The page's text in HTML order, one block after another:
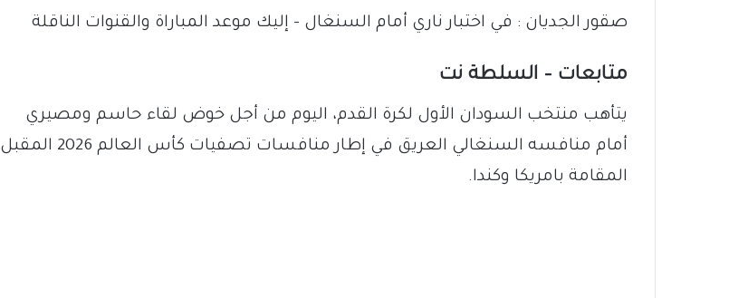
صقور الجديان : في اختبار ناري أمام السنغال – إليك موعد المباراة والقنوات الناقلة
متابعات – السلطة نت
يتأهب منتخب السودان الأول لكرة القدم، اليوم من أجل خوض لقاء حاسم ومصيري
أمام منافسه السنغالي العريق في إطار منافسات تصفيات كأس العالم 2026 المقبل
المقامة بامريكا وكندا.